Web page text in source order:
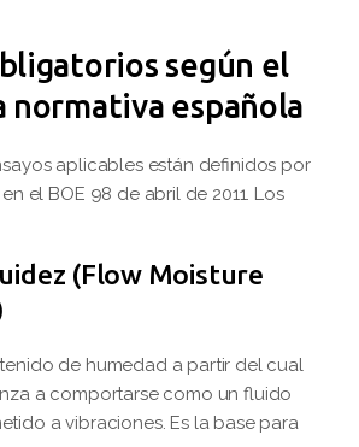
según el
normativa española
aplicables están definidos por
el BOE 98 de abril de 2011. Los
(Flow Moisture
de humedad a partir del cual
a comportarse como un fluido
a vibraciones. Es la base para